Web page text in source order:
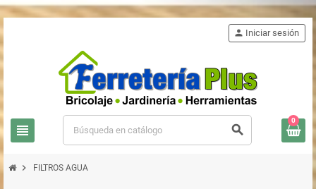
view_headline search
person Iniciar sesión
0
chevron_right FILTROS AGUA